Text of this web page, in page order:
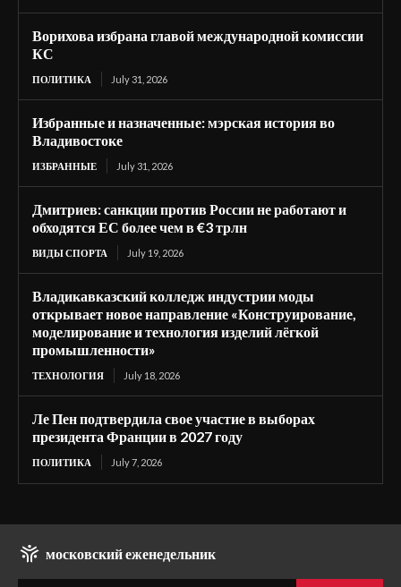
Ворихова избрана главой международной комиссии
КС
ПОЛИТИКА July 31, 2026
Избранные и назначенные: мэрская история во
Владивостоке
ИЗБРАННЫЕ July 31, 2026
Дмитриев: санкции против России не работают и
обходятся ЕС более чем в €3 трлн
ВИДЫ СПОРТА July 19, 2026
Владикавказский колледж индустрии моды
открывает новое направление «Конструирование,
моделирование и технология изделий лёгкой
промышленности»
ТЕХНОЛОГИЯ July 18, 2026
Ле Пен подтвердила свое участие в выборах
президента Франции в 2027 году
ПОЛИТИКА July 7, 2026
московский еженедельник